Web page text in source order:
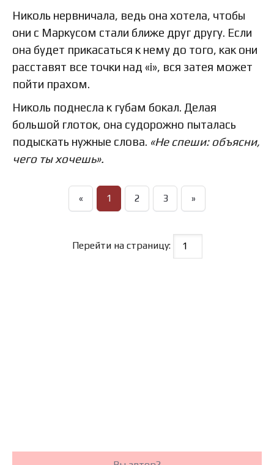
Николь нервничала, ведь она хотела, чтобы
они с Маркусом стали ближе друг другу. Если
она будет прикасаться к нему до того, как они
расставят все точки над «i», вся затея может
пойти прахом.
Николь поднесла к губам бокал. Делая
большой глоток, она судорожно пыталась
подыскать нужные слова. «Не спеши: объясни,
чего ты хочешь».
« 1 2 3 »
Перейти на страницу: